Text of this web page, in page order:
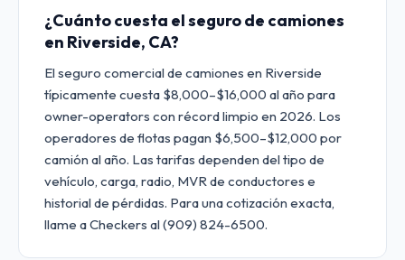
¿Cuánto cuesta el seguro de camiones
en Riverside, CA?
El seguro comercial de camiones en Riverside
típicamente cuesta $8,000–$16,000 al año para
owner-operators con récord limpio en 2026. Los
operadores de flotas pagan $6,500–$12,000 por
camión al año. Las tarifas dependen del tipo de
vehículo, carga, radio, MVR de conductores e
historial de pérdidas. Para una cotización exacta,
llame a Checkers al (909) 824-6500.